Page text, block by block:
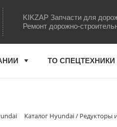
KIKZAP Запчасти для
Ремонт дорожно-
ТО СПЕЦТЕХНИКИ
Каталог Hyundai / Редукторы